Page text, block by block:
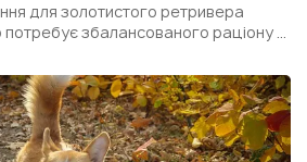
для золотистого ретривера
збалансованого раціону ...